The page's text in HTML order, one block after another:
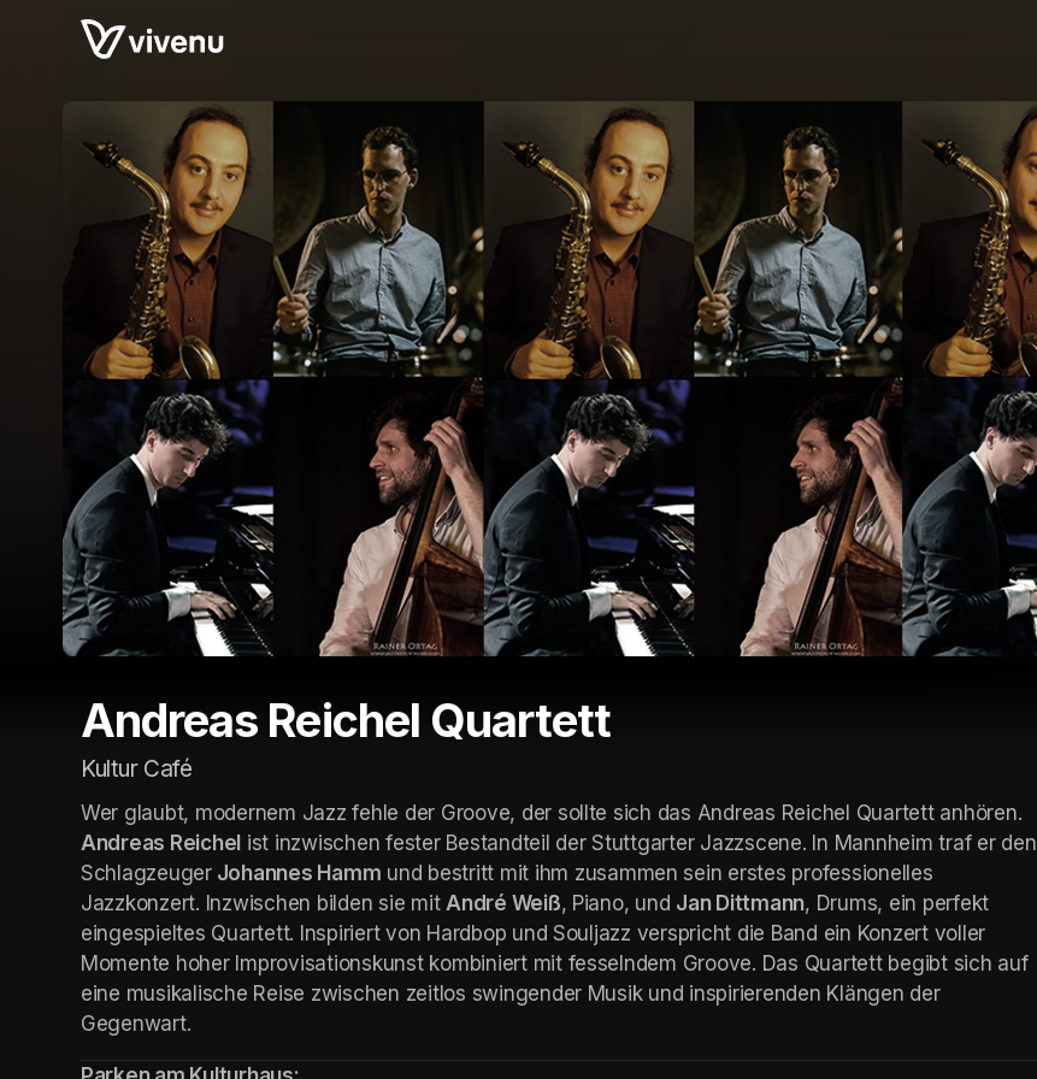
Skip header
Andreas Reichel Quartett
Kultur Café
(opens in a new tab)
(opens in a new tab)
(opens in a new tab)
Andreas Reichel ist inzwischen fester Bestandteil der Stuttgarter Jazzscene. In Mannheim traf er den
Schlagzeuger Johannes Hamm und bestritt mit ihm zusammen sein erstes professionelles
Jazzkonzert. Inzwischen bilden sie mit André Weiß, Piano, und Jan Dittmann, Drums, ein perfekt
eingespieltes Quartett. Inspiriert von Hardbop und Souljazz verspricht die Band ein Konzert voller
Momente hoher Improvisationskunst kombiniert mit fesselndem Groove. Das Quartett begibt sich auf
eine musikalische Reise zwischen zeitlos swingender Musik und inspirierenden Klängen der
Gegenwart.